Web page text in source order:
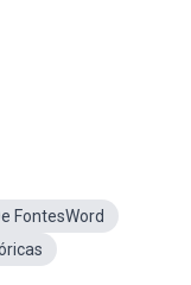
FontesWord